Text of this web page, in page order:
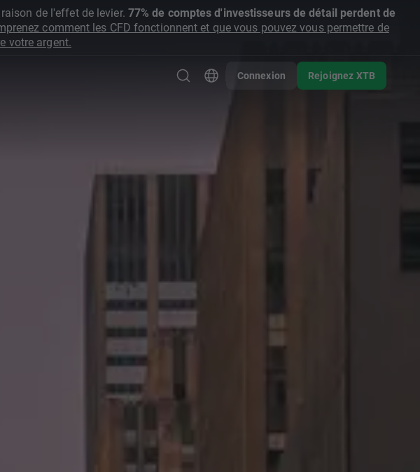
de l'effet de levier. 77% de comptes d'investisseurs de détail perdent de
comment les CFD fonctionnent et que vous pouvez vous permettre de
votre argent.
Connexion Rejoignez XTB